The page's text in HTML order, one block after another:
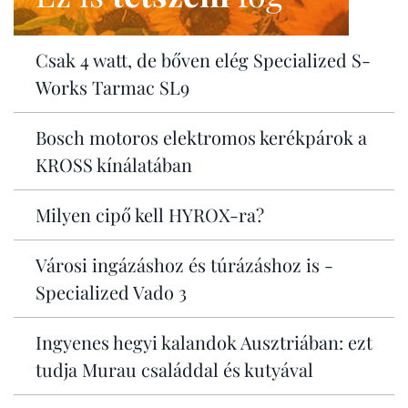
Csak 4 watt, de bőven elég Specialized S-
Works Tarmac SL9
Bosch motoros elektromos kerékpárok a
KROSS kínálatában
Milyen cipő kell HYROX-ra?
Városi ingázáshoz és túrázáshoz is -
Specialized Vado 3
Ingyenes hegyi kalandok Ausztriában: ezt
tudja Murau családdal és kutyával